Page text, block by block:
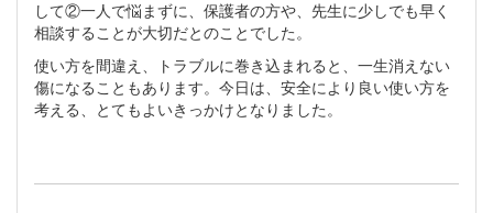
して②一人で悩まずに、保護者の方や、先生に少しでも早く
相談することが大切だとのことでした。
使い方を間違え、トラブルに巻き込まれると、一生消えない
傷になることもあります。今日は、安全により良い使い方を
考える、とてもよいきっかけとなりました。